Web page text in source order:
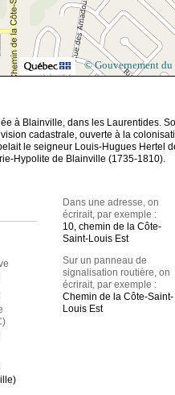
© Gouvernement du
à Blainville, dans les Laurentides.
cadastrale, ouverte à la
le seigneur Louis-Hugues Hertel
Hypolite de Blainville (1735-1810).
Dans une adresse, on
écrirait, par exemple :
10, chemin de la Côte-
Saint-Louis Est
Sur un panneau de
signalisation routière, on
écrirait, par exemple :
Chemin de la Côte-Saint-
Louis Est